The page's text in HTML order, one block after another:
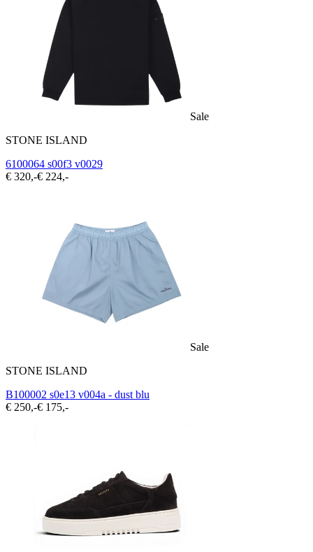
Sale
STONE ISLAND
6100064 s00f3 v0029
€ 320,-€ 224,-
Sale
STONE ISLAND
B100002 s0e13 v004a - dust blu
€ 250,-€ 175,-